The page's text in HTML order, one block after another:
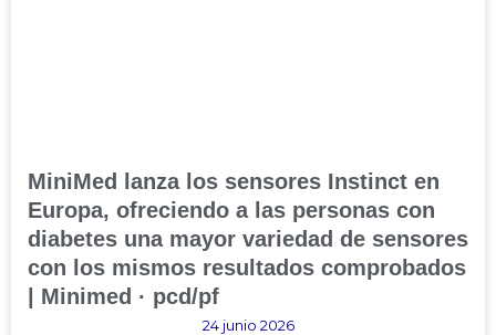
MiniMed lanza los sensores Instinct en
Europa, ofreciendo a las personas con
diabetes una mayor variedad de sensores
con los mismos resultados comprobados
| Minimed · pcd/pf
24 junio 2026